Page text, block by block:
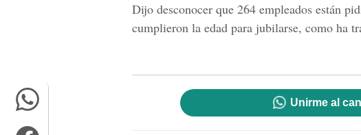
Dijo desconocer que 264 empleados están
cumplieron la edad para jubilarse, como ha
Unirme al